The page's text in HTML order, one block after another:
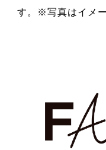
す。※写真はイメ